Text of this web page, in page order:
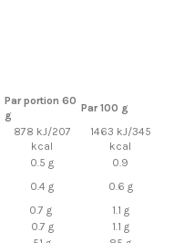
Par portion 60
g
Par 100 g
878 kJ/207
kcal
1463 kJ/345
kcal
0.5 g
0.9
0.4 g
0.6 g
0.7 g
1.1 g
0.7 g
1.1 g